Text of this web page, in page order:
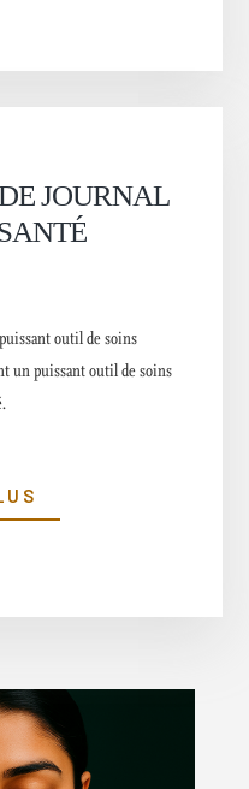
JOURNAL
outil de soins
un puissant outil de soins